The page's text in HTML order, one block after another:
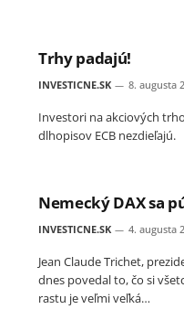
Trhy padajú!
INVESTICNE.SK 8. augusta
Investori na akciových
dlhopisov ECB nezdieľajú.
Nemecký DAX sa
INVESTICNE.SK 4. augusta
Jean Claude Trichet,
dnes povedal to, čo si
rastu je veľmi veľká…